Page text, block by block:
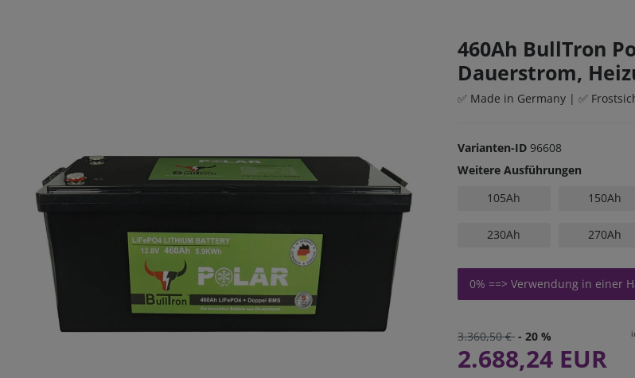
460Ah BullTron
Dauerstrom,
✅ Made in Germany | ✅
Varianten-ID 96608
Weitere Ausführungen
105Ah
150Ah
230Ah 270Ah
0% ==> Verwendung in einer
3.360,50 € - 20 %
2.688,24 EUR